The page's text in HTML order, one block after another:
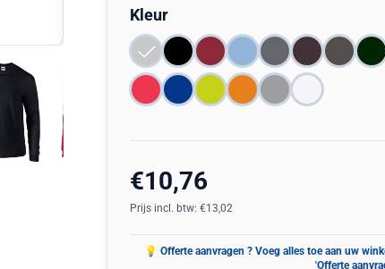
Maak een keuze voor
Kleur
€10,76
Prijs incl. btw: €13,02